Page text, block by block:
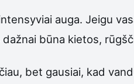
auga. Jeigu
būna kietos,
bet gausiai, kad